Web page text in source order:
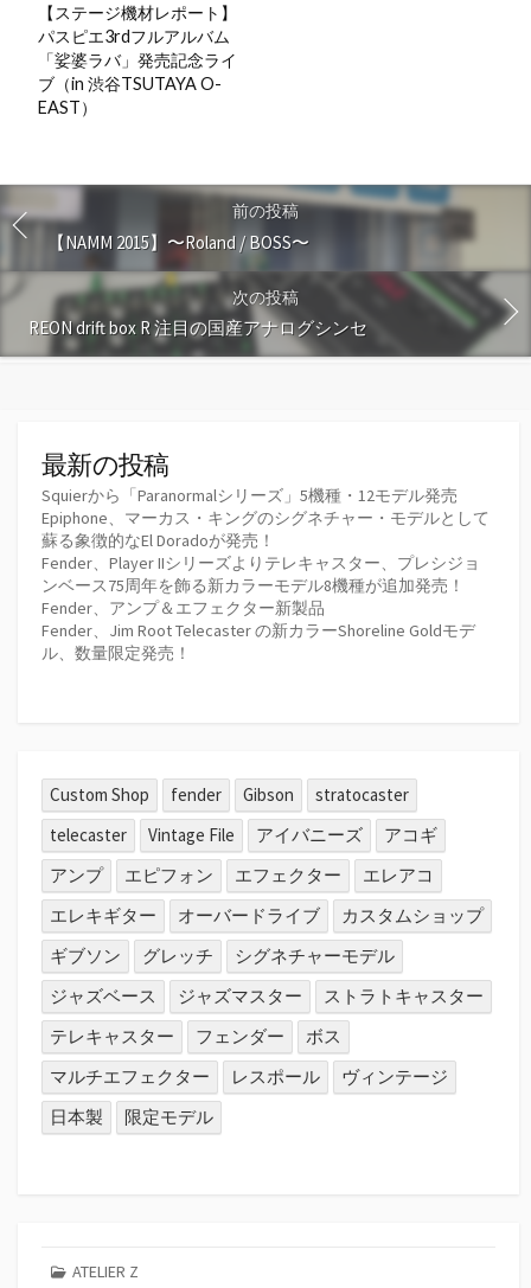
【ステージ機材レポート】
パスピエ3rdフルアルバム
「娑婆ラバ」発売記念ライ
ブ（in 渋谷TSUTAYA O-
EAST）
前の投稿
【NAMM 2015】〜Roland / BOSS〜
次の投稿
REON drift box R 注目の国産アナログシンセ
最新の投稿
Squierから「Paranormalシリーズ」5機種・12モデル発売
Epiphone、マーカス・キングのシグネチャー・モデルとして
蘇る象徴的なEl Doradoが発売！
Fender、Player IIシリーズよりテレキャスター、プレシジョ
ンベース75周年を飾る新カラーモデル8機種が追加発売！
Fender、アンプ＆エフェクター新製品
Fender、Jim Root Telecaster の新カラーShoreline Goldモデ
ル、数量限定発売！
Custom Shop fender Gibson
stratocaster
telecaster
Vintage File アイバニーズ
アコギ
アンプ
エピフォン エフェクター
エレアコ
エレキギター
オーバードライブ
カスタムショップ
ギブソン
グレッチ
シグネチャーモデル
ジャズベース
ジャズマスター
ストラトキャスター
テレキャスター
フェンダー
ボス
マルチエフェクター
レスポール
ヴィンテージ
日本製
限定モデル
ATELIER Z